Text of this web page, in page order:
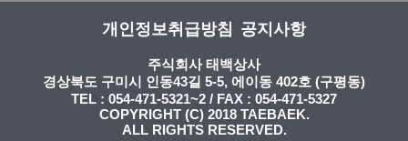
개인정보취급방침 공지사항
주식회사 태백상사
경상북도 구미시 인동43길 5-5, 에이동 402호 (구평동)
TEL : 054-471-5321~2 / FAX : 054-471-5327
COPYRIGHT (C) 2018 TAEBAEK.
ALL RIGHTS RESERVED.